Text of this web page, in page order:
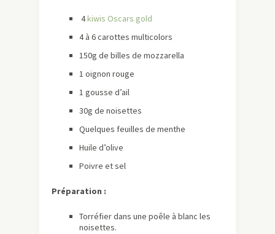
4kiwis Oscars gold
4 à 6 carottes multicolors
150g de billes de mozzarella
1 oignon rouge
1 gousse d’ail
30g de noisettes
Quelques feuilles de menthe
Huile d’olive
Poivre et sel
Préparation :
Torréfier dans une poêle à blanc les
noisettes.